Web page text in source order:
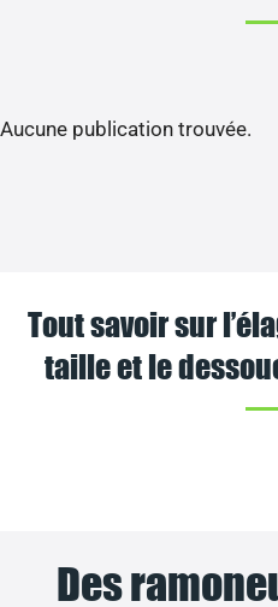
Aucune publication trouvée.
Tout savoir sur
taille et le
Des